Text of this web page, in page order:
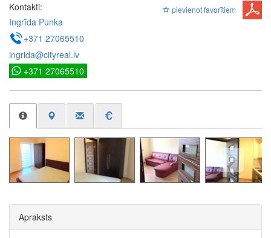
pievienot favorītiem
Kontakti:
Ingrīda Punka
+371 27065510
ingrida@cityreal.lv
+371 27065510
Apraksts